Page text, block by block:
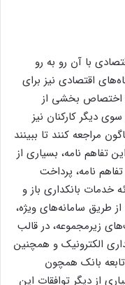
با آن رو به رو
اقتصادی نیز برای
اختصاص بخشی از
دیگر کارکنان نیز
مراجعه کنند تا ببینند
تفاهم نامه، بسیاری از
نامه، پرداخت
خدمات بانکداری باز و
طریق سامانه‌های ویژه،
زیرمجموعه، در قالب
الکترونیک و همچنین
بانک همچون
از دیگر توافقات این